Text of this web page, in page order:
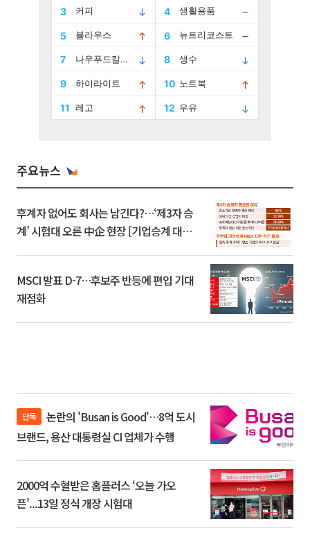
주요뉴스
후계자 없어도 회사는 남긴다?…‘제3자 승
계’ 시험대 오른 中企 현장 [기업승계 대전
MSCI 발표 D-7…후보주 반등에 편입 기대
재점화
단독
브랜드, 용산 대통령실 CI 업체가 수행
2000억 수혈받은 홈플러스 ‘오늘 가오
픈’...13일 정식 개장 시험대